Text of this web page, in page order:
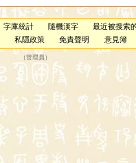
字庫統計 隨機漢字
最近被搜索
私隱政策 免責聲明 意見簿
（管理員 ）